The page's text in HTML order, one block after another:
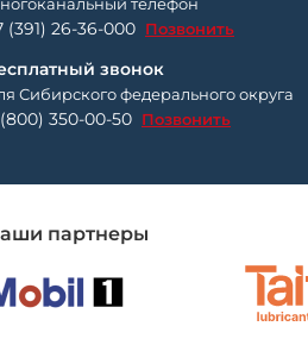
(391) 26-36-000 Позвонить
звонок
Сибирского федерального округа
350-00-50 Позвонить
партнеры